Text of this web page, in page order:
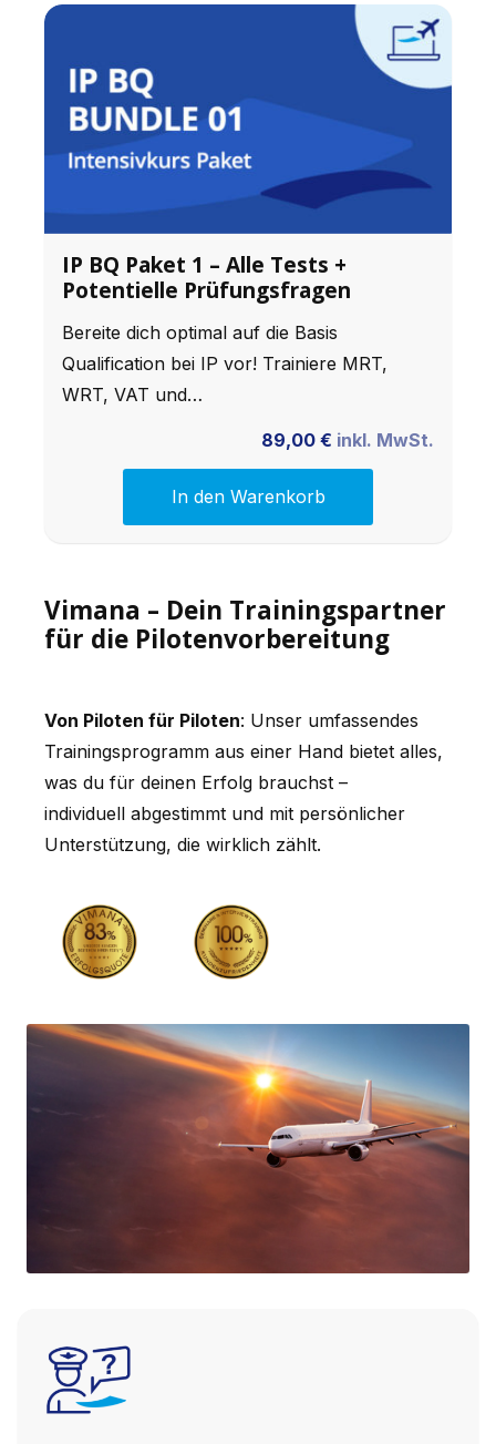
IP BQ Paket 1 – Alle Tests +
Potentielle Prüfungsfragen
Bereite dich optimal auf die Basis
Qualification bei IP vor! Trainiere MRT,
WRT, VAT und…
89,00 € inkl. MwSt.
In den Warenkorb
Vimana – Dein Trainingspartner
für die Pilotenvorbereitung
Von Piloten für Piloten: Unser umfassendes
Trainingsprogramm aus einer Hand bietet alles,
was du für deinen Erfolg brauchst –
individuell abgestimmt und mit persönlicher
Unterstützung, die wirklich zählt.